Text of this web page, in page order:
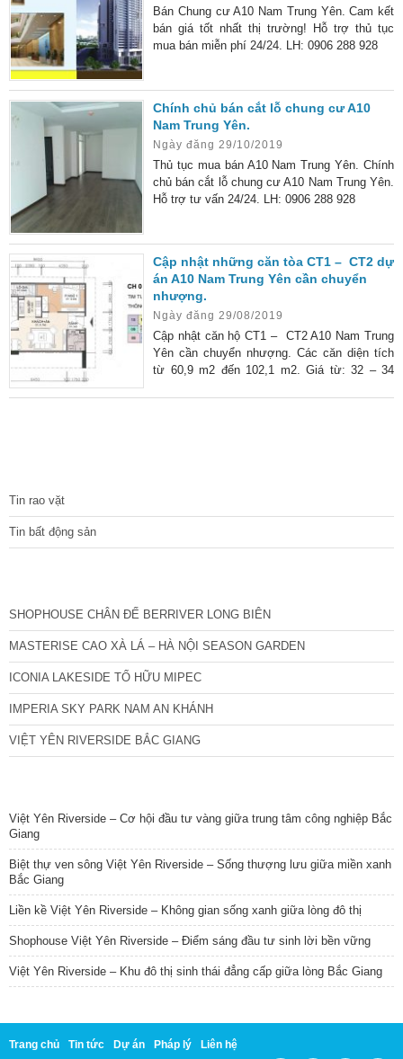
Bán Chung cư A10 Nam Trung Yên. Cam kết
bán giá tốt nhất thị trường! Hỗ trợ thủ tục
mua bán miễn phí 24/24. LH: 0906 288 928
Chính chủ bán cắt lỗ chung cư A10
Nam Trung Yên.
Ngày đăng 29/10/2019
Thủ tục mua bán A10 Nam Trung Yên. Chính
chủ bán cắt lỗ chung cư A10 Nam Trung Yên.
Hỗ trợ tư vấn 24/24. LH: 0906 288 928
Cập nhật những căn tòa CT1 – CT2 dự
án A10 Nam Trung Yên cần chuyển
nhượng.
Ngày đăng 29/08/2019
Cập nhật căn hộ CT1 – CT2 A10 Nam Trung
Yên cần chuyển nhượng. Các căn diện tích
từ 60,9 m2 đến 102,1 m2. Giá từ: 32 – 34
Tin rao vặt
Tin bất động sản
SHOPHOUSE CHÂN ĐẾ BERRIVER LONG BIÊN
MASTERISE CAO XÀ LÁ – HÀ NỘI SEASON GARDEN
ICONIA LAKESIDE TỐ HỮU MIPEC
IMPERIA SKY PARK NAM AN KHÁNH
VIỆT YÊN RIVERSIDE BẮC GIANG
Việt Yên Riverside – Cơ hội đầu tư vàng giữa trung tâm công nghiệp Bắc
Giang
Biệt thự ven sông Việt Yên Riverside – Sống thượng lưu giữa miền xanh
Bắc Giang
Liền kề Việt Yên Riverside – Không gian sống xanh giữa lòng đô thị
Shophouse Việt Yên Riverside – Điểm sáng đầu tư sinh lời bền vững
Việt Yên Riverside – Khu đô thị sinh thái đẳng cấp giữa lòng Bắc Giang
Trang chủ Tin tức Dự án Pháp lý Liên hệ